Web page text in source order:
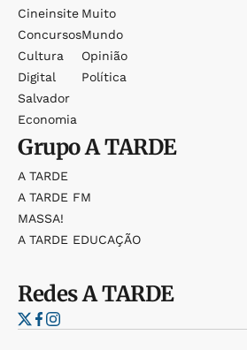
Cineinsite
Concursos
Cultura
Digital
Salvador
Economia
Muito
Mundo
Opinião
Política
GrupoA TARDE
A TARDE
A TARDE FM
MASSA!
A TARDE EDUCAÇÃO
RedesA TARDE